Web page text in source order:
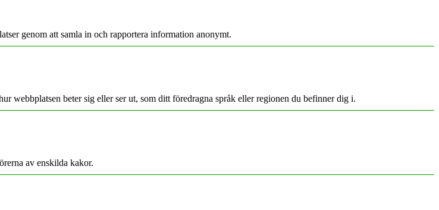
genom att samla in och rapportera information anonymt.
webbplatsen beter sig eller ser ut, som ditt föredragna språk eller regionen du befinner dig i.
av enskilda kakor.